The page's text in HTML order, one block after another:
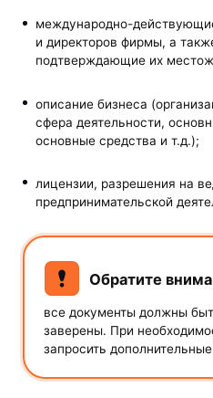
международно-
и директоров фирмы, а
подтверждающие их
описание бизнеса
сфера деятельности,
основные средства и т.д.);
лицензии, разрешения на
предпринимательской
Обратите
все документы должны
заверены. При
запросить